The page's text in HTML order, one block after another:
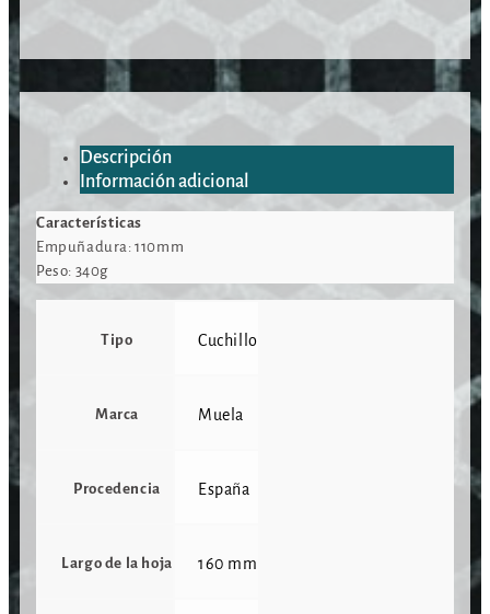
Descripción
Información adicional
Características
Empuñadura: 110mm
Peso: 340g
Tipo Cuchillo
Marca Muela
Procedencia España
Largo de la hoja 160 mm